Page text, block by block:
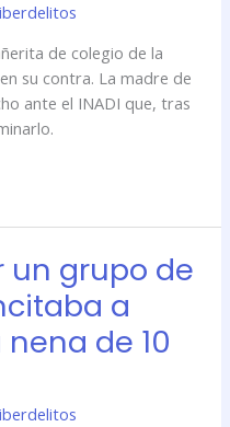
de colegio de la
su contra. La madre de
ante el INADI que, tras
un grupo de
a
de 10